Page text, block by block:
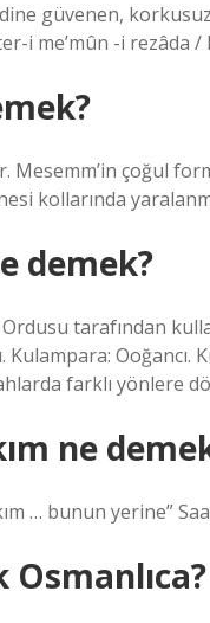
i me’mûn -i rezâda
kollarında
demek?
tarafından
Ooğancı.
farklı yönlere
ne
… bunun yerine”